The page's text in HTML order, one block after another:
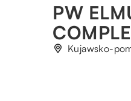
PW
Kujawsko-